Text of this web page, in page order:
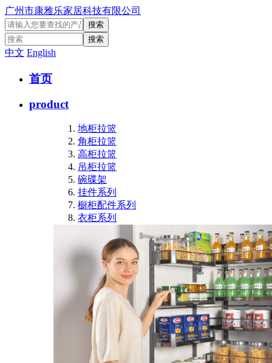
广州市康雅乐家居科技有限公司
中文 English
首页
product
地柜拉篮
角柜拉篮
高柜拉篮
吊柜拉篮
碗碟架
挂件系列
橱柜配件系列
衣柜系列